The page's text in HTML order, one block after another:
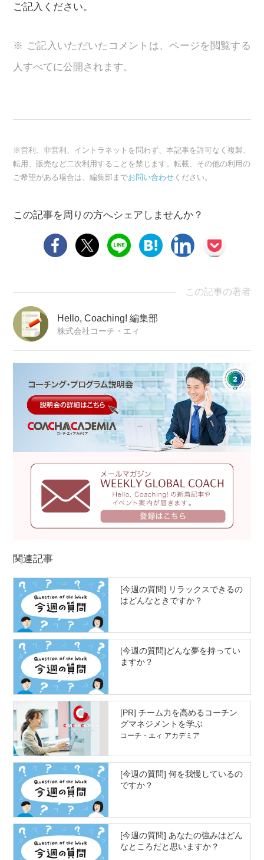
ご記入ください。
※ ご記入いただいたコメントは、ページを閲覧する
人すべてに公開されます。
※営利、非営利、イントラネットを問わず、本記事を許可なく複製、
転用、販売など二次利用することを禁じます。転載、その他の利用の
ご希望がある場合は、編集部までお問い合わせ ください。
この記事を周りの方へシェアしませんか？
この記事の著者
Hello, Coaching! 編集部
株式会社コーチ・エィ
関連記事
[今週の質問] リラックスできるの
はどんなときですか？
[今週の質問]どんな夢を持ってい
ますか？
[PR] チーム力を高めるコーチン
グマネジメントを学ぶ
コーチ・エィ アカデミア
[今週の質問] 何を我慢しているの
ですか？
[今週の質問] あなたの強みはどん
なところだと思いますか？